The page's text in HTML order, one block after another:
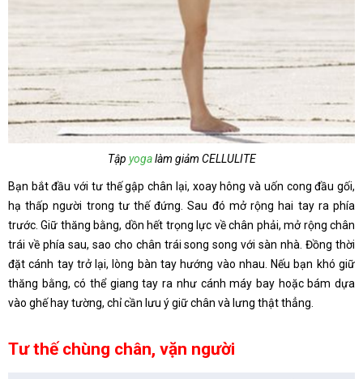
Tập yogalàm giảm CELLULITE
Bạn bắt đầu với tư thế gập chân lại, xoay hông và uốn cong đầu gối,
hạ thấp người trong tư thế đứng. Sau đó mở rộng hai tay ra phía
trước. Giữ thăng bằng, dồn hết trọng lực về chân phải, mở rộng chân
trái về phía sau, sao cho chân trái song song với sàn nhà. Đồng thời
đặt cánh tay trở lại, lòng bàn tay hướng vào nhau. Nếu bạn khó giữ
thăng bằng, có thể giang tay ra như cánh máy bay hoặc bám dựa
vào ghế hay tường, chỉ cần lưu ý giữ chân và lưng thật thẳng.
Tư thế chùng chân, vặn người